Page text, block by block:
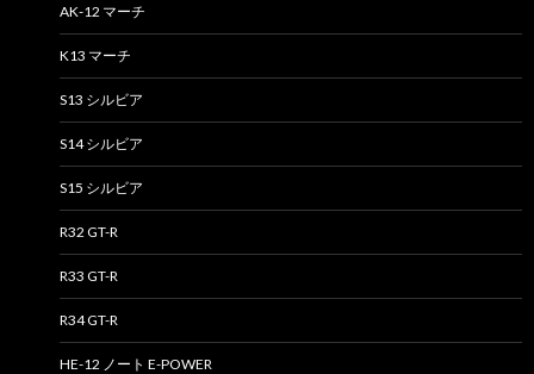
AK-12 マーチ
K13 マーチ
S13 シルビア
S14 シルビア
S15 シルビア
R32 GT-R
R33 GT-R
R34 GT-R
HE-12 ノート E-POWER